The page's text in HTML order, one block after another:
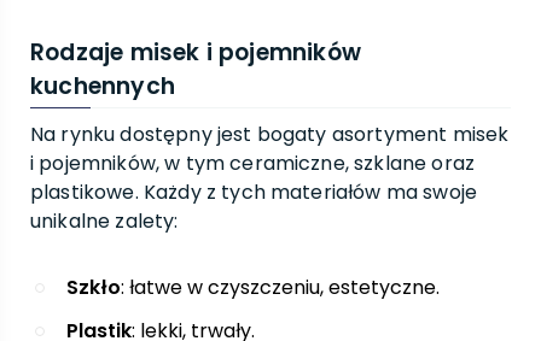
Rodzaje misek i pojemników
kuchennych
Na rynku dostępny jest bogaty asortyment misek
i pojemników, w tym ceramiczne, szklane oraz
plastikowe. Każdy z tych materiałów ma swoje
unikalne zalety:
Szkło: łatwe w czyszczeniu, estetyczne.
Plastik: lekki, trwały.